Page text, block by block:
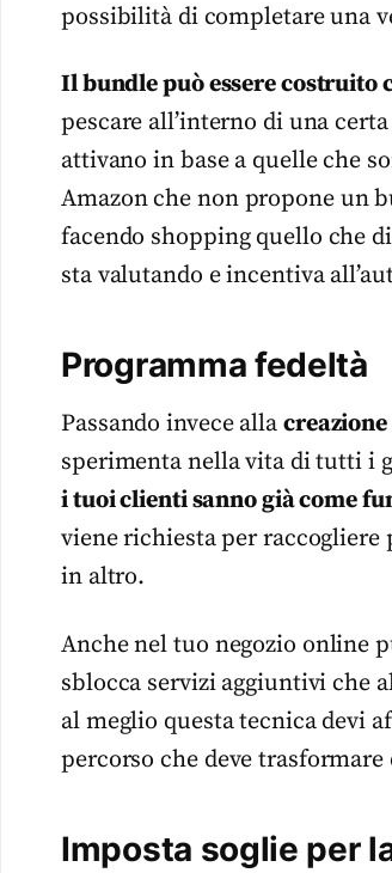
possibilità di completare una
Il bundle può essere costruito
pescare all’interno di una
attivano in base a quelle che
Amazon che non propone un
facendo shopping quello che
sta valutando e incentiva
Programma fedeltà
Passando invece alla
sperimenta nella vita di tutti i
i tuoi clienti sanno già come
viene richiesta per
in altro.
Anche nel tuo negozio online
sblocca servizi aggiuntivi che
al meglio questa tecnica devi
percorso che deve
Imposta soglie per